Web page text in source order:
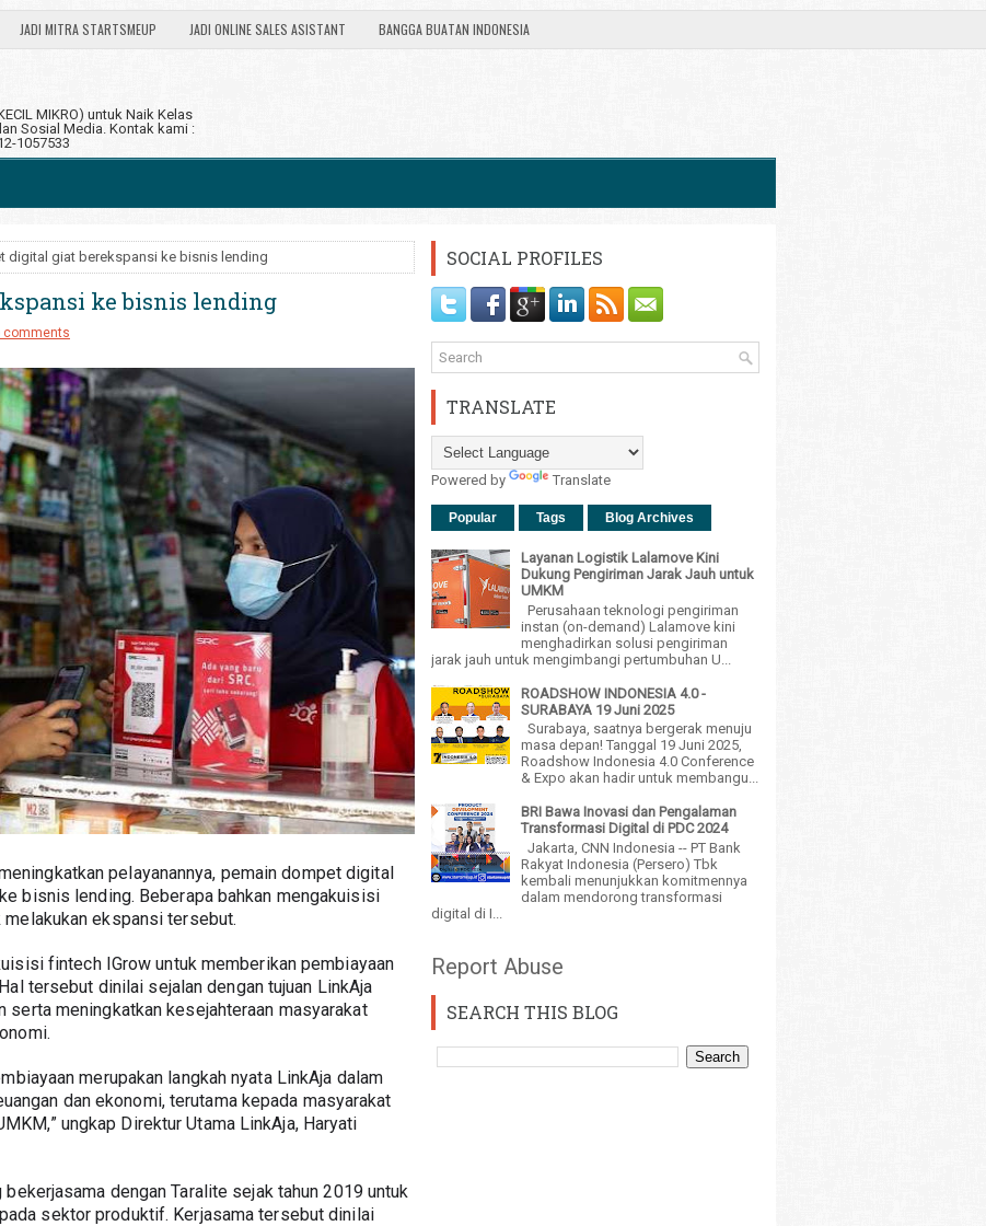
JADI MITRA STARTSMEUP JADI ONLINE SALES ASISTANT BANGGA BUATAN INDONESIA
MIKRO) untuk Naik Kelas
Sosial Media. Kontak kami :
1057533
digital giat berekspansi ke bisnis lending
ke bisnis lending
comments
pelayanannya, pemain dompet digital
bisnis lending. Beberapa bahkan mengakuisisi
ekspansi tersebut.
fintech IGrow untuk memberikan pembiayaan
tersebut dinilai sejalan dengan tujuan LinkAja
serta meningkatkan kesejahteraan masyarakat
merupakan langkah nyata LinkAja dalam
dan ekonomi, terutama kepada masyarakat
ungkap Direktur Utama LinkAja, Haryati
bekerjasama dengan Taralite sejak tahun 2019 untuk
sektor produktif. Kerjasama tersebut dinilai
SOCIAL PROFILES
TRANSLATE
Powered by Translate
Popular Tags Blog Archives
Layanan Logistik Lalamove Kini
Dukung Pengiriman Jarak Jauh untuk
UMKM
Perusahaan teknologi pengiriman
instan (on-demand) Lalamove kini
menghadirkan solusi pengiriman
jarak jauh untuk mengimbangi pertumbuhan U...
ROADSHOW INDONESIA 4.0 -
SURABAYA 19 Juni 2025
Surabaya, saatnya bergerak menuju
masa depan! Tanggal 19 Juni 2025,
Roadshow Indonesia 4.0 Conference
& Expo akan hadir untuk membangu...
BRI Bawa Inovasi dan Pengalaman
Transformasi Digital di PDC 2024
Jakarta, CNN Indonesia -- PT Bank
Rakyat Indonesia (Persero) Tbk
kembali menunjukkan komitmennya
dalam mendorong transformasi
digital di I...
Report Abuse
SEARCH THIS BLOG